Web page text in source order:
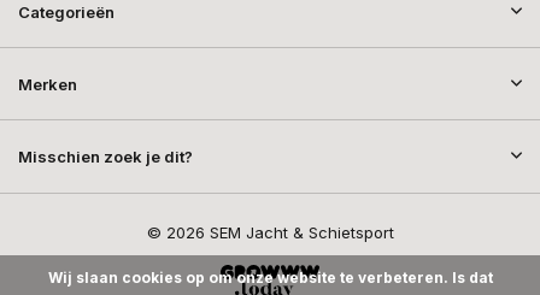
Categorieën
Merken
Misschien zoek je dit?
© 2026 SEM Jacht & Schietsport
Wij slaan cookies op om onze website te verbeteren. Is dat